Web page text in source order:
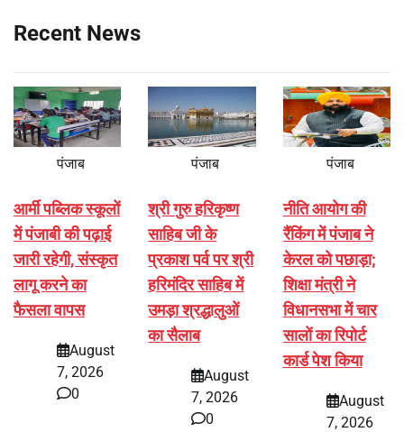
Recent News
पंजाब
आर्मी पब्लिक स्कूलों
में पंजाबी की पढ़ाई
जारी रहेगी, संस्कृत
लागू करने का
फैसला वापस
August
7, 2026
0
पंजाब
श्री गुरु हरिकृष्ण
साहिब जी के
प्रकाश पर्व पर श्री
हरिमंदिर साहिब में
उमड़ा श्रद्धालुओं
का सैलाब
August
7, 2026
0
पंजाब
नीति आयोग की
रैंकिंग में पंजाब ने
केरल को पछाड़ा;
शिक्षा मंत्री ने
विधानसभा में चार
सालों का रिपोर्ट
कार्ड पेश किया
August
7, 2026